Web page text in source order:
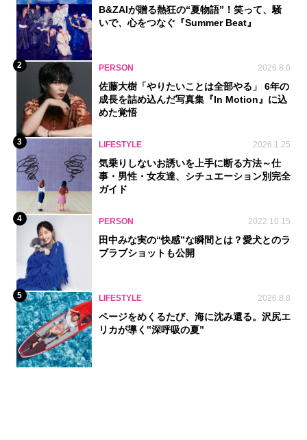
B&ZAIが贈る熱狂の“夏物語”！笑って、騒
いで、心をつなぐ『Summer Beat』
2 PERSON 2026.8.6
佐藤大樹「やりたいことは全部やる」 6年の
成長を詰め込んだ写真集『In Motion』に込
めた覚悟
3 LIFESTYLE 2026.1.25
気乗りしないお誘いを上手に断る方法～仕
事・男性・女友達、シチュエーション別完全
ガイド
4 PERSON 2022.10.15
田中みな実の“快感”な瞬間とは？愛犬とのラ
ブラブショットも公開
5 LIFESTYLE 2026.8.8
ページをめくるたび、海に沈み還る。沢尻エ
リカが導く‟深呼吸の夏”